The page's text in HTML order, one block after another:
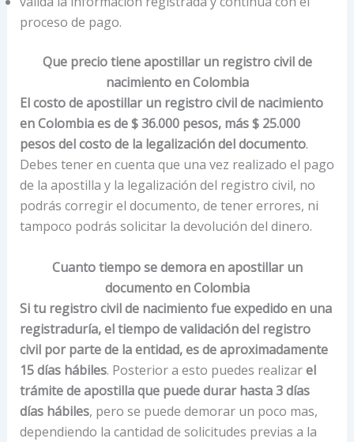
proceso de pago.
Que precio tiene apostillar un registro civil de
nacimiento en Colombia
El costo de apostillar un registro civil de nacimiento
en Colombia es de $ 36.000 pesos, más $ 25.000
pesos del costo de la legalización del documento.
Debes tener en cuenta que una vez realizado el pago
de la apostilla y la legalización del registro civil, no
podrás corregir el documento, de tener errores, ni
tampoco podrás solicitar la devolución del dinero.
Cuanto tiempo se demora en apostillar un
documento en Colombia
Si tu registro civil de nacimiento fue expedido en una
registraduría, el tiempo de validación del registro
civil por parte de la entidad, es de aproximadamente
15 días hábiles. Posterior a esto puedes realizarel
trámite de apostilla que puede durar hasta 3 días
días hábiles, pero se puede demorar un poco mas,
dependiendo la cantidad de solicitudes previas a la